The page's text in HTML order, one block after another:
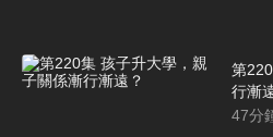
第
行漸
47分